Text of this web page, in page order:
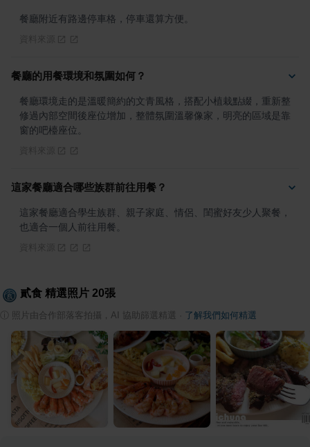
餐廳附近有路邊停車格，停車還算方便。
餐廳的用餐環境和氛圍如何？
餐廳環境走的是溫暖簡約的文青風格，搭配小植栽點綴，重新整
修過內部空間後座位增加，整體氛圍溫馨像家，明亮的區域是靠
窗的吧檯座位。
這家餐廳適合哪些族群前往用餐？
這家餐廳適合學生族群、親子家庭、情侶、閨蜜好友少人聚餐，
也適合一個人前往用餐。
貳食 精選照片 20張
照片由合作部落客拍攝，AI 協助篩選精選 了解我們如何精選